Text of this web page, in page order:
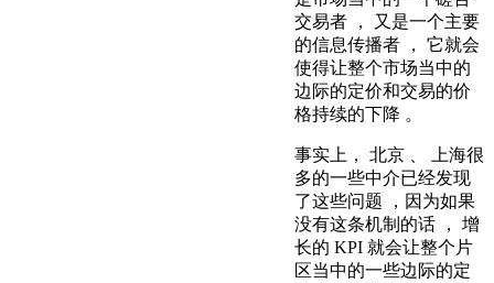
交易者 ， 又是一个主要
的信息传播者 ， 它就会
使得让整个市场当中的
边际的定价和交易的价
格持续的下降 。
事实上， 北京 、 上海很
多的一些中介已经发现
了这些问题 ，因为如果
没有这条机制的话 ， 增
长的 KPI 就会让整个片
区当中的一些边际的定